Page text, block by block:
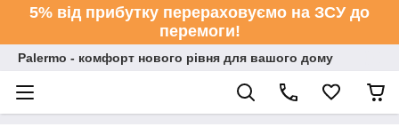
5% від прибутку перераховуємо на ЗСУ до
перемоги!
Palermo - комфорт нового рівня для вашого дому